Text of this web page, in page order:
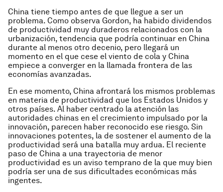
China tiene tiempo antes de que llegue a ser un
problema. Como observa Gordon, ha habido dividendos
de productividad muy duraderos relacionados con la
urbanización, tendencia que podría continuar en China
durante al menos otro decenio, pero llegará un
momento en el que cese el viento de cola y China
empiece a converger en la llamada frontera de las
economías avanzadas.
En ese momento, China afrontará los mismos problemas
en materia de productividad que los Estados Unidos y
otros países. Al haber centrado la atención las
autoridades chinas en el crecimiento impulsado por la
innovación, parecen haber reconocido ese riesgo. Sin
innovaciones potentes, la de sostener el aumento de la
productividad será una batalla muy ardua. El reciente
paso de China a una trayectoria de menor
productividad es un aviso temprano de la que muy bien
podría ser una de sus dificultades económicas más
ingentes.